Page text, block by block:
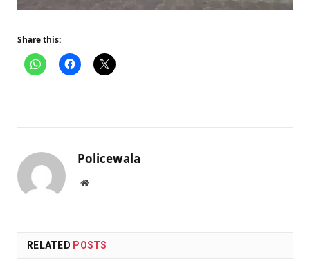
Share this:
Policewala
Website
RELATED POSTS